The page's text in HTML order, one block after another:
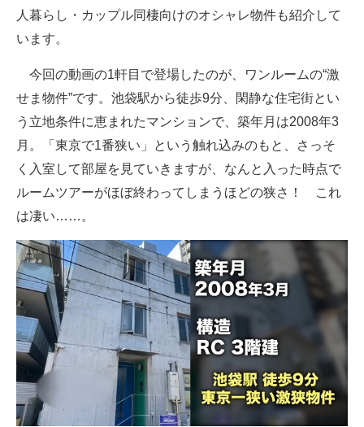
人暮らし・カップル同棲向けのオシャレ物件も紹介して
います。
今回の動画の1軒目で登場したのが、ワンルームの“激
せま物件”です。池袋駅から徒歩9分、閑静な住宅街とい
う立地条件に恵まれたマンションで、築年月は2008年3
月。「東京で1番狭い」という触れ込みのもと、さっそ
く入室して部屋を見ていきますが、なんと入った時点で
ルームツアーがほぼ終わってしまうほどの狭さ！ これ
は凄い……。